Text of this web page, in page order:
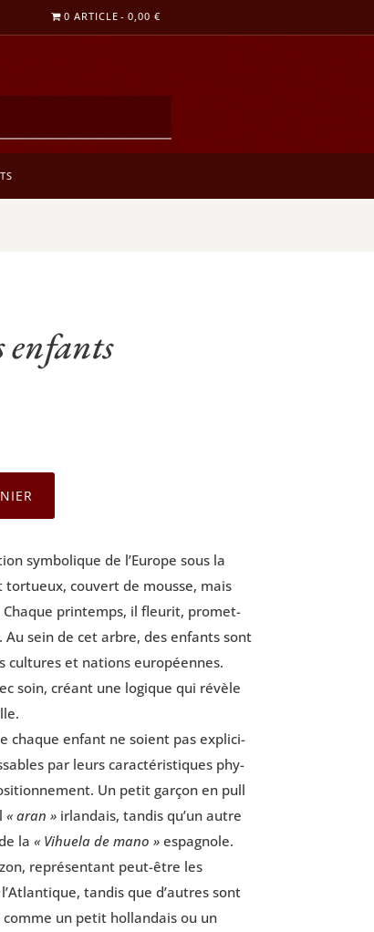
0 ARTICLE 0,00 €
enfants
sym­bo­lique de l’Eu­rope sous la
tor­tueux, cou­vert de mousse, mais
prin­temps, il fleu­rit, pro­met­
sein de cet arbre, des enfants sont
cultures et nations euro­péennes.
soin, créant une logique qui révèle
chaque enfant ne soient pas expli­ci­
par leurs carac­té­ris­tiques phy­
Un petit gar­çon en pull
« aran »irlan­dais, tan­dis qu’un autre
la « Vihue­la de mano »espa­gnole.
repré­sen­tant peut-être les
tan­dis que d’autres sont
un petit hol­lan­dais ou un